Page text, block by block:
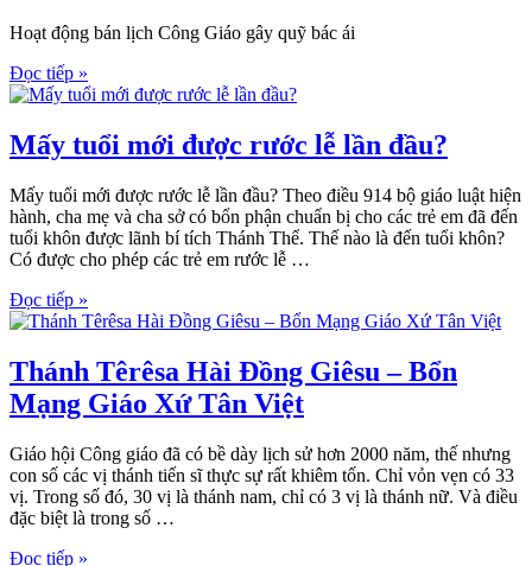
Hoạt động bán lịch Công Giáo gây quỹ bác ái
Đọc tiếp »
Mấy tuổi mới được rước lễ lần đầu?
Mấy tuổi mới được rước lễ lần đầu? Theo điều 914 bộ giáo luật hiện
hành, cha mẹ và cha sở có bổn phận chuẩn bị cho các trẻ em đã đến
tuổi khôn được lãnh bí tích Thánh Thể. Thế nào là đến tuổi khôn?
Có được cho phép các trẻ em rước lễ …
Đọc tiếp »
Thánh Têrêsa Hài Đồng Giêsu – Bổn
Mạng Giáo Xứ Tân Việt
Giáo hội Công giáo đã có bề dày lịch sử hơn 2000 năm, thế nhưng
con số các vị thánh tiến sĩ thực sự rất khiêm tốn. Chỉ vỏn vẹn có 33
vị. Trong số đó, 30 vị là thánh nam, chỉ có 3 vị là thánh nữ. Và điều
đặc biệt là trong số …
Đọc tiếp »